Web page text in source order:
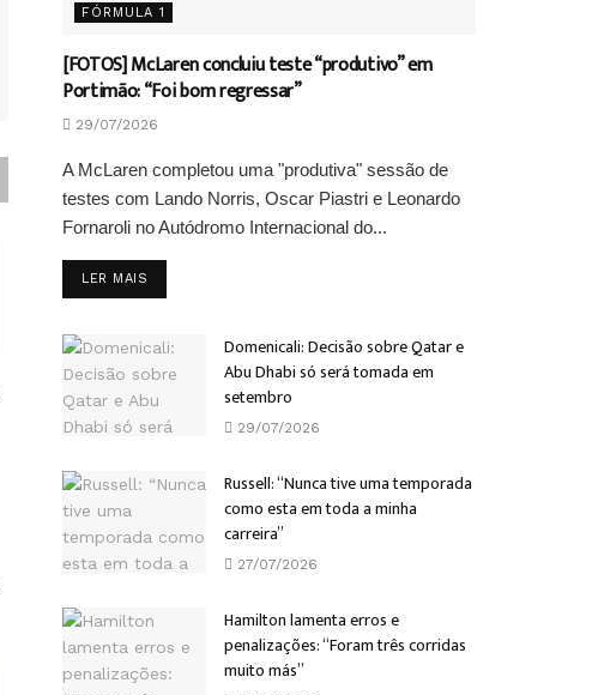
FÓRMULA 1
[FOTOS] McLaren concluiu teste “produtivo” em
Portimão: “Foi bom regressar”
29/07/2026
A McLaren completou uma "produtiva" sessão de
testes com Lando Norris, Oscar Piastri e Leonardo
Fornaroli no Autódromo Internacional do...
LER MAIS
Domenicali: Decisão sobre Qatar e
Abu Dhabi só será tomada em
setembro
29/07/2026
Russell: “Nunca tive uma temporada
como esta em toda a minha
carreira”
27/07/2026
Hamilton lamenta erros e
penalizações: “Foram três corridas
muito más”